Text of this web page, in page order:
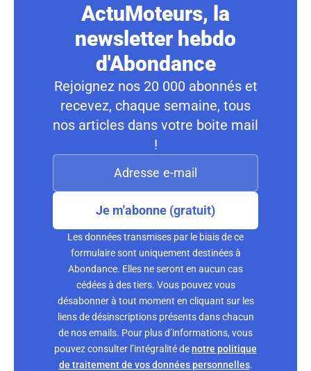
ActuMoteurs, la
newsletter hebdo
d'Abondance
Rejoignez nos 20 000 abonnés et
recevez, chaque semaine, tous
nos articles dans votre boite mail
!
Je m'abonne (gratuit)
Les données transmises par le biais de ce
formulaire sont uniquement destinées à
Abondance. Elles ne seront en aucun cas
cédées à des tiers. Vous pouvez vous
désabonner à tout moment en cliquant sur les
liens de désinscriptions présents dans chacun
de nos emails. Pour plus d’informations, vous
pouvez consulter l’intégralité denotre politique
de traitement de vos données personnelles.